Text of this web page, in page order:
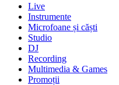
Live
Instrumente
Microfoane și căști
Studio
DJ
Recording
Multimedia & Games
Promoții